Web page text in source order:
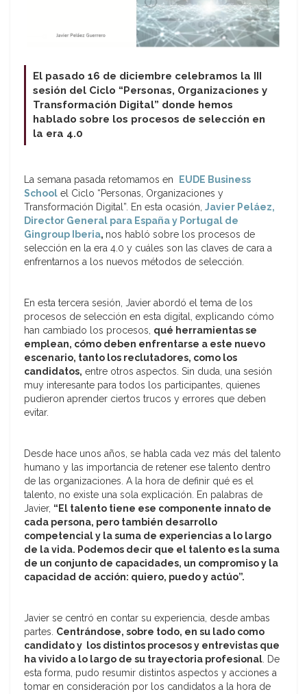
El pasado 16 de diciembre celebramos la III
sesión del Ciclo “Personas, Organizaciones y
Transformación Digital” donde hemos
hablado sobre los procesos de selección en
la era 4.0
La semana pasada retomamos en
EUDE Business
School el Ciclo “Personas, Organizaciones y
Transformación Digital”. En esta ocasión, Javier Peláez,
Director General para España y Portugal de
Gingroup Iberia, nos habló sobre los procesos de
selección en la era 4.0 y cuáles son las claves de cara a
enfrentarnos a los nuevos métodos de selección.
En esta tercera sesión, Javier abordó el tema de los
procesos de selección en esta digital, explicando cómo
han cambiado los procesos, qué herramientas se
emplean, cómo deben enfrentarse a este nuevo
escenario, tanto los reclutadores, como los
candidatos, entre otros aspectos. Sin duda, una sesión
muy interesante para todos los participantes, quienes
pudieron aprender ciertos trucos y errores que deben
evitar.
Desde hace unos años, se habla cada vez más del talento
humano y las importancia de retener ese talento dentro
de las organizaciones. A la hora de definir qué es el
talento, no existe una sola explicación. En palabras de
Javier, “El talento tiene ese componente innato de
cada persona, pero también desarrollo
competencial y la suma de experiencias a lo largo
de la vida. Podemos decir que el talento es la suma
de un conjunto de capacidades, un compromiso y la
capacidad de acción: quiero, puedo y actúo”.
Javier se centró en contar su experiencia, desde ambas
partes. Centrándose, sobre todo, en su lado como
candidato y los distintos procesos y entrevistas que
ha vivido a lo largo de su trayectoria profesional. De
esta forma, pudo resumir distintos aspectos y acciones a
tomar en consideración por los candidatos a la hora de